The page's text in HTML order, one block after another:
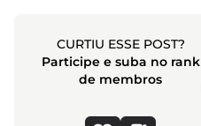
CURTIU ESSE POST?
Participe e suba no rank
de membros